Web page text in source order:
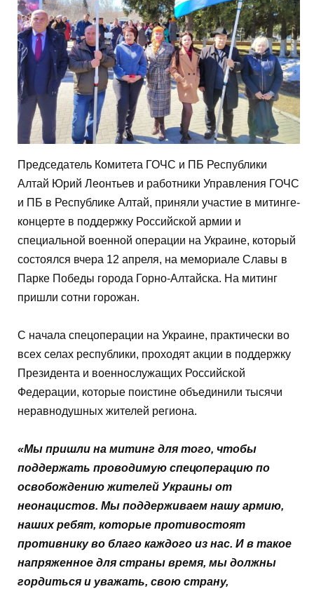
Председатель Комитета ГОЧС и ПБ Республики
Алтай Юрий Леонтьев и работники Управления ГОЧС
и ПБ в Республике Алтай, приняли участие в митинге-
концерте в поддержку Российской армии и
специальной военной операции на Украине, который
состоялся вчера 12 апреля, на мемориале Славы в
Парке Победы города Горно-Алтайска. На митинг
пришли сотни горожан.
С начала спецоперации на Украине, практически во
всех селах республики, проходят акции в поддержку
Президента и военнослужащих Российской
Федерации, которые поистине объединили тысячи
неравнодушных жителей региона.
«Мы пришли на митинг для того, чтобы
поддержать проводимую спецоперацию по
освобождению жителей Украины от
неонацистов. Мы поддерживаем нашу армию,
наших ребят, которые противостоят
противнику во благо каждого из нас. И в такое
напряженное для страны время, мы должны
гордиться и уважать, свою страну,